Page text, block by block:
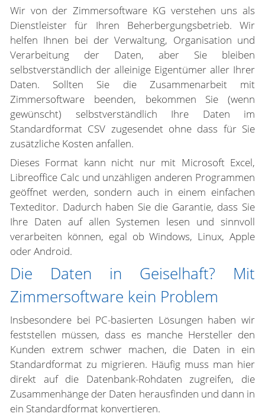
Wir von der Zimmersoftware KG verstehen uns als
Dienstleister für Ihren Beherbergungsbetrieb. Wir
helfen Ihnen bei der Verwaltung, Organisation und
Verarbeitung der Daten, aber Sie bleiben
selbstverständlich der alleinige Eigentümer aller Ihrer
Daten. Sollten Sie die Zusammenarbeit mit
Zimmersoftware beenden, bekommen Sie (wenn
gewünscht) selbstverständlich Ihre Daten im
Standardformat CSV zugesendet ohne dass für Sie
zusätzliche Kosten anfallen.
Dieses Format kann nicht nur mit Microsoft Excel,
Libreoffice Calc und unzähligen anderen Programmen
geöffnet werden, sondern auch in einem einfachen
Texteditor. Dadurch haben Sie die Garantie, dass Sie
Ihre Daten auf allen Systemen lesen und sinnvoll
verarbeiten können, egal ob Windows, Linux, Apple
oder Android.
Die Daten in Geiselhaft? Mit
Zimmersoftware kein Problem
Insbesondere bei PC-basierten Lösungen haben wir
feststellen müssen, dass es manche Hersteller den
Kunden extrem schwer machen, die Daten in ein
Standardformat zu migrieren. Häufig muss man hier
direkt auf die Datenbank-Rohdaten zugreifen, die
Zusammenhänge der Daten herausfinden und dann in
ein Standardformat konvertieren.